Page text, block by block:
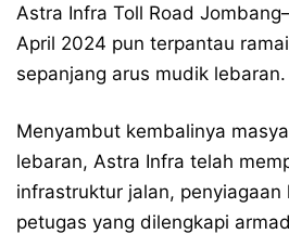
Astra Infra Toll Road
April 2024 pun terpantau
sepanjang arus mudik lebaran.
Menyambut kembalinya
lebaran, Astra Infra telah
infrastruktur jalan, penyiagaan
petugas yang dilengkapi